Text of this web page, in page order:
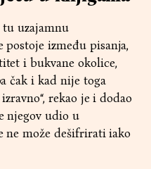
tu uzajamnu
postoje između pisanja,
i bukvane okolice,
čak i kad nije toga
rekao je i dodao
njegov udio u
može dešifrirati iako